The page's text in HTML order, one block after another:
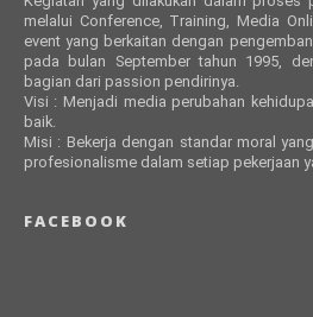
melalui Conference, Training, Media
event yang berkaitan dengan
pada bulan September tahun 1995,
bagian dari passion pendirinya.
Visi : Menjadi media perubahan
baik.
Misi : Bekerja dengan standar moral
profesionalisme dalam setiap pekerjaan
FACEBOOK